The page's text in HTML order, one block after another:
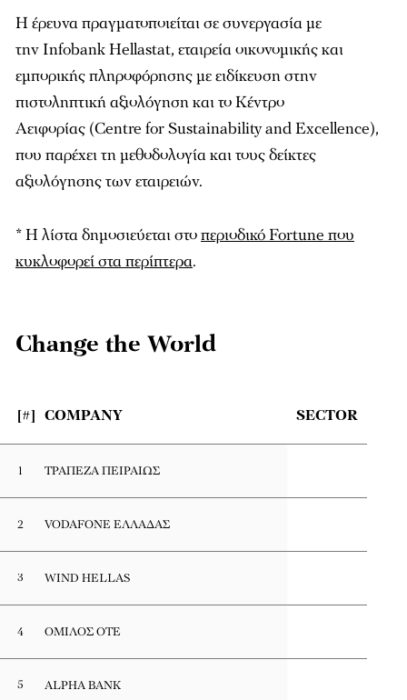
Η έρευνα πραγματοποιείται σε συνεργασία με
την Infobank Hellastat, εταιρεία οικονομικής και
εμπορικής πληροφόρησης με ειδίκευση στην
πιστοληπτική αξιολόγηση και το Κέντρο
Αειφορίας (Centre for Sustainability and Excellence),
που παρέχει τη μεθοδολογία και τους δείκτες
αξιολόγησης των εταιρειών.
* H λίστα δημοσιεύεται στοπεριοδικό Fortune που
κυκλοφορεί στα περίπτερα.
Change the World
[#] COMPANY SECTOR
1 ΤΡΑΠΕΖΑ ΠΕΙΡΑΙΩΣ
2 VODAFONE ΕΛΛΑΔΑΣ
3 WIND HELLAS
4 ΟΜΙΛΟΣ ΟΤΕ
5 ALPHA BANK